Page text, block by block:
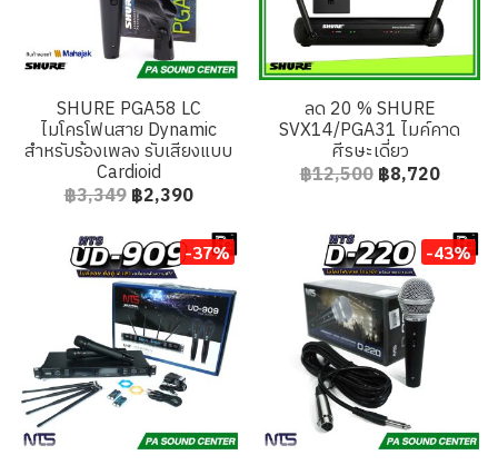
SHURE PGA58 LC
ไมโครโฟนสาย Dynamic
สำหรับร้องเพลง รับเสียงแบบ
Cardioid
฿3,349 ฿2,390
ลด 20 % SHURE
SVX14/PGA31 ไมค์คาด
ศีรษะเดี่ยว
฿12,500 ฿8,720
-37% -43%